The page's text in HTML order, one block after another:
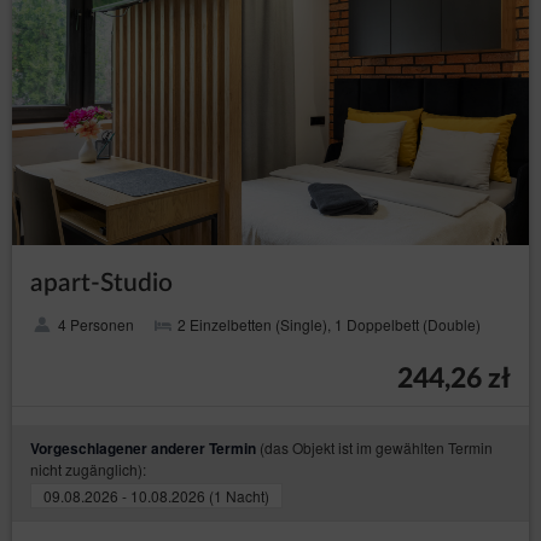
Im Falle der Feststellung einer nicht vertragsgemäßen
Leistungserbringung muss der Gast innerhalb von 14 Tagen
nach Beendigung des Aufenthalts alle Beschwerden
schriftlich oder in Form einer E-Mail vorbringen.
Die Reklamation muss folgende Daten des Gastes enthalten:
Vorname, Nachname, die bei der Reservierung angegebene
E-Mail-Adresse, Angabe des Problems.
Der Dienstleister prüft die Beschwerde innerhalb von 14
Tagen nach ihrem Eingang. Der Kunde wird darüber in der
gleichen Form informiert: schriftlich oder per E-Mail.
Wenn die in der Reklamation enthaltenen Informationen
vervollständigt werden müssen, setzt sich der Dienstleister mit
Anerkennung der Reklamation festgelegten Frist zu liefern.
Die in Punkt 3 genannte Frist beginnt für den Dienstleister mit
dem Erhalt der vollständigen Reklamation.
Im Falle der Ablehnung der Reklamation ist der Dienstleister
Die Person, die eine Online-Reservierung vornimmt, ist in
vollem Umfang für die Richtigkeit der im elektronischen
Reservierungsformular angegebenen Daten verantwortlich.
Der Dienstleister ist nicht verantwortlich für die falsche
apart-Studio
4 Personen 2 Einzelbetten (Single), 1 Doppelbett (Double)
244,26 zł
Vorgeschlagener anderer Termin (das Objekt ist im gewählten Termin
nicht zugänglich):
09.08.2026 - 10.08.2026 (1 Nacht)